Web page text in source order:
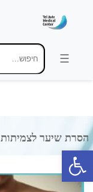
פתח סרגל נגישות